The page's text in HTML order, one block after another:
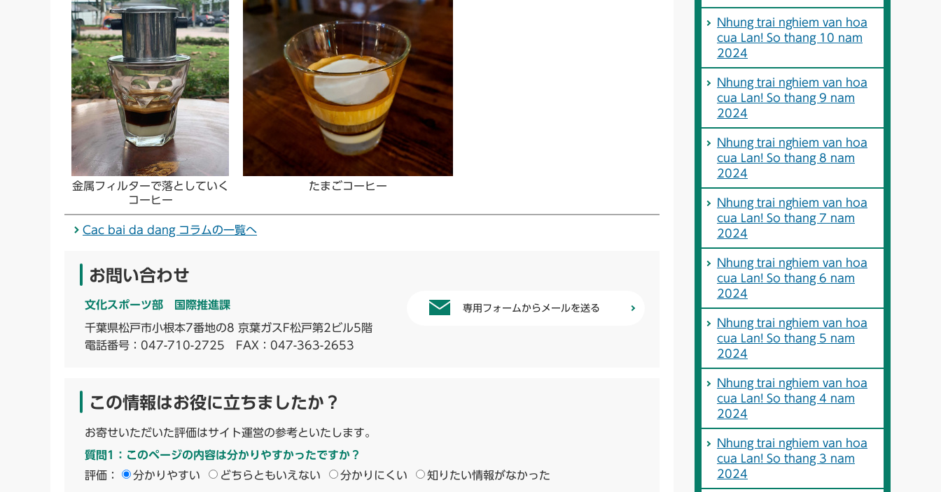
金属フィルターで落としていく
コーヒー
たまごコーヒー
Cac bai da dang コラムの一覧へ
お問い合わせ
文化スポーツ部 国際推進課
千葉県松戸市小根本7番地の8 京葉ガスF松戸第2ビル5階
電話番号： 047-710-2725 FAX：047-363-2653
専用フォームからメールを送る
この情報はお役に立ちましたか？
お寄せいただいた評価はサイト運営の参考といたします。
質問1：このページの内容は分かりやすかったですか？
評価：
分かりやすい どちらともいえない 分かりにくい 知りたい情報がなかった
Nhung trai nghiem van hoa
cua Lan! So thang 10 nam
2024
Nhung trai nghiem van hoa
cua Lan! So thang 9 nam
2024
Nhung trai nghiem van hoa
cua Lan! So thang 8 nam
2024
Nhung trai nghiem van hoa
cua Lan! So thang 7 nam
2024
Nhung trai nghiem van hoa
cua Lan! So thang 6 nam
2024
Nhung trai nghiem van hoa
cua Lan! So thang 5 nam
2024
Nhung trai nghiem van hoa
cua Lan! So thang 4 nam
2024
Nhung trai nghiem van hoa
cua Lan! So thang 3 nam
2024